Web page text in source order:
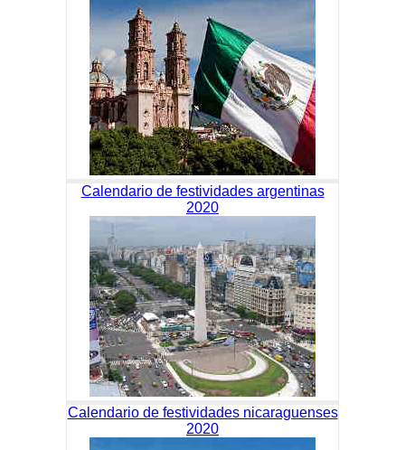
Calendario de festividades argentinas
2020
Calendario de festividades nicaraguenses
2020